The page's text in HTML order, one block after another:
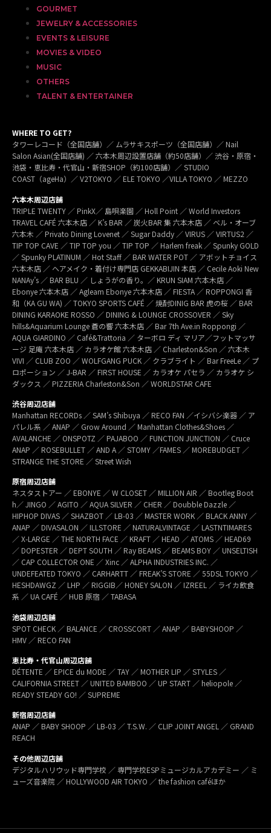
GOURMET
JEWELRY & ACCESSORIES
EVENTS & LEISURE
MOVIES & VIDEO
MUSIC
OTHERS
TALENT & ENTERTAINER
WHERE TO GET?
タワーレコード（全国店舗）／ ムラサキスポーツ（全国店舗）／ Nail
Salon Asian(全国店舗) ／ 六本木周辺設置店舗（約50店舗）／ 渋谷・原宿・
池袋・恵比寿・代官山・新宿SHOP（約100店舗）／ STUDIO
COAST（ageHa）／ V2TOKYO ／ ELE TOKYO ／VILLA TOKYO ／ MEZZO
六本木周辺店舗
TRIPLE TWENTY ／ PinkX／ 島唄楽園 ／ Holl Point ／ World Investors
TRAVEL CAFÉ 六本木店 ／ K’s BAR ／ 炭火BAR 集 六本木店 ／ ベル・オーブ
六本木 ／ Privato Dining Lovenet ／ Sugar Daddy ／ VIRUS ／ VIRTUS2 ／
TIP TOP CAVE ／ TIP TOP you ／ TIP TOP ／ Harlem freak ／ Spunky GOLD
／ Spunky PLATINUM ／ Hot Staff ／ BAR WATER POT ／ アボットチョイス
六本木店 ／ ヘアメイク・着付け専門店 GEKKABIJIN 本店 ／ Cecile Aoki New
NANAy’s ／ BAR BLU ／ しょうがの香り。／ KRUN SIAM 六本木店 ／
Ebonye 六本木店 ／ Agleam Ebonye 六本木店 ／ FIESTA ／ ROPPONGI 香
和（KA GU WA) ／ TOKYO SPORTS CAFÉ ／ 焼酎DINIG BAR 虎の桜 ／ BAR
DINING KARAOKE ROSSO ／ DINING & LOUNGE CROSSOVER ／ Sky
hills&Aquarium Lounge 蒼の響 六本木店 ／ Bar 7th Ave.in Roppongi ／
AQUA GIARDINO ／ Café&Trattoria ／ ターボロ ディ マリア／フットマッサ
ージ 足庵 六本木店 ／ カラオケ館 六本木店 ／ Charleston&Son ／ 六本木
VIVI ／ CLUB ZOO ／ WOLFGANG PUCK ／ クラブライト ／ Bar FreeLe ／ プ
ロポーション ／ J-BAR ／ FIRST HOUSE ／ カラオケ パセラ ／ カラオケ シ
ダックス ／ PIZZERIA Charleston&Son ／ WORLDSTAR CAFE
渋谷周辺店舗
Manhattan RECORDs ／ SAM’s Shibuya ／ RECO FAN ／イシバシ楽器 ／ ア
パレル系 ／ ANAP ／ Grow Around ／ Manhattan Clothes&Shoes ／
AVALANCHE ／ ONSPOTZ ／ PAJABOO ／ FUNCTION JUNCTION ／ Cruce
ANAP ／ ROSEBULLET ／ AND A ／ STOMY ／FAMES ／ MOREBUDGET ／
STRANGE THE STORE ／ Street Wish
原宿周辺店舗
ネスタストアー ／ EBONYE ／ W CLOSET ／ MILLION AIR ／ Bootleg Boot
h／ JINGO ／ AGITO ／ AQUA SILVER ／ CHER ／ Doubble Dazzle ／
HIPHOP DIVAS ／ SHAZBOT ／ LB-03 ／ MASTER WORK ／ BLACK ANNY ／
ANAP ／ DIVASALON ／ ILLSTORE ／ NATURALVINTAGE ／ LASTNTIMARES
／ X-LARGE ／ THE NORTH FACE ／ KRAFT ／ HEAD ／ ATOMS ／ HEAD69
／ DOPESTER ／ DEPT SOUTH ／ Ray BEAMS ／ BEAMS BOY ／ UNSELTISH
／ CAP COLLECTOR ONE ／ Xinc ／ ALPHA INDUSTRIES INC. ／
UNDEFEATED TOKYO ／ CARHARTT ／ FREAK’S STORE ／ 55DSL TOKYO ／
HESHDAWGZ ／ LHP ／ RIGGIB／ HONEY SALON ／ IZREEL ／ ライカ飲食
系 ／ UA CAFÉ ／ HUB 原宿 ／ TABASA
池袋周辺店舗
SPOT CHECK ／ BALANCE ／ CROSSCORT ／ ANAP ／ BABYSHOOP ／
HMV ／ RECO FAN
恵比寿・代官山周辺店舗
DÉTENTE ／ EPICE du MODE ／ TAY ／ MOTHER LIP ／ STYLES ／
CALIFORNIA STREET ／ UNITED BAMBOO ／ UP START ／ heliopole ／
READY STEADY GO! ／ SUPREME
新宿周辺店舗
ANAP ／ BABY SHOOP ／ LB-03 ／ T.S.W. ／ CLIP JOINT ANGEL ／ GRAND
REACH
その他周辺店舗
デジタルハリウッド専門学校 ／ 専門学校ESPミュージカルアカデミー ／ ミ
ューズ音楽院 ／ HOLLYWOOD AIR TOKYO ／ the fashion caféほか